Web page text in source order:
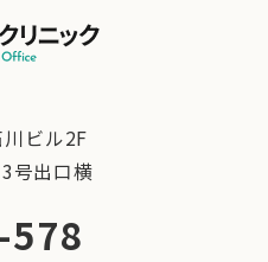
ビル2F
号出口横